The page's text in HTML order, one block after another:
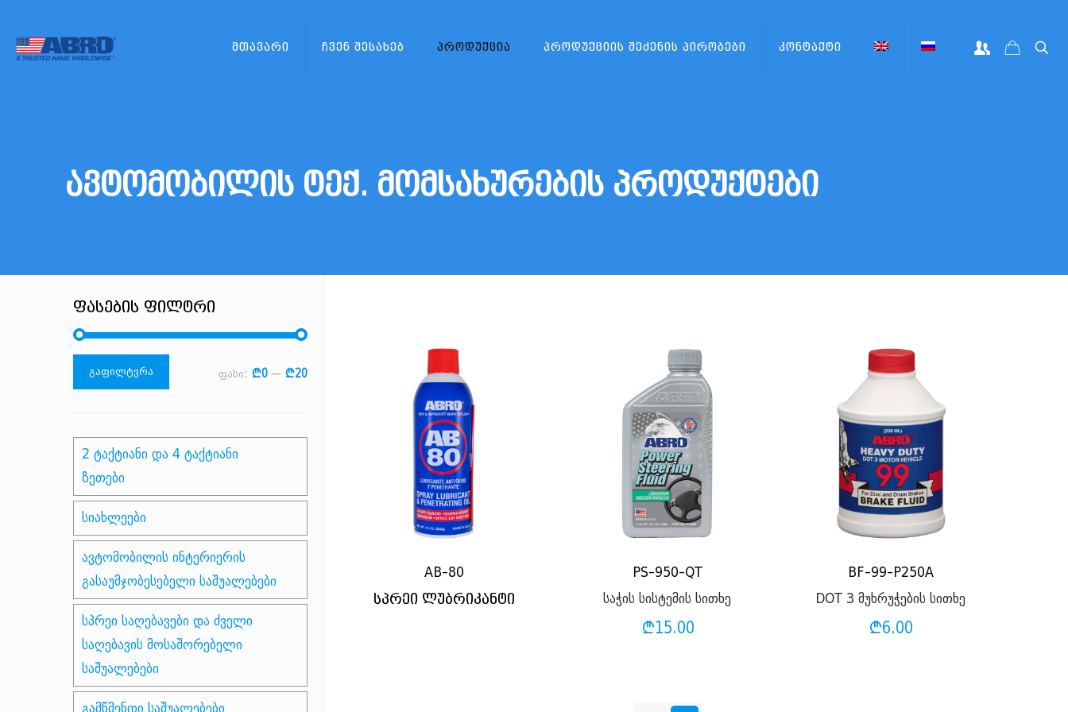
მთავარი ჩვენ შესახებ პროდუქცია პროდუქციის შეძენის პირობები კონტაქტი
ავტომობილის ტექ. მომსახურების პროდუქტები
AB-80
სპრეი ლუბრიკანტი
PS-950-QT
საჭის სისტემის სითხე
₾15.00
BF-99-P250A
DOT 3 მუხრუჭების სითხე
₾6.00
ფასების ფილტრი
მინიმალური
ფასი
მაქსიმალური
ფასი
გაფილტვრა ფასი: ₾0 — ₾20
2 ტაქტიანი და 4 ტაქტიანი
ზეთები
სიახლეები
ავტომობილის ინტერიერის
გასაუმჯობესებელი საშუალებები
სპრეი საღებავები და ძველი
საღებავის მოსაშორებელი
საშუალებები
გამწმენდი საშუალებები